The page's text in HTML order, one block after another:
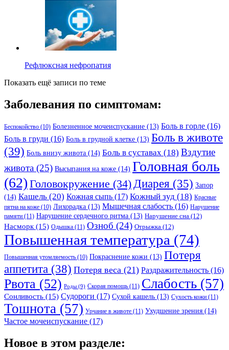
Рефлюксная нефропатия
Показать ещё записи по теме
Заболевания по симптомам:
Беспокойство (10) Болезненное мочеиспускание (13) Боль в горле (16)
Боль в груди (16) Боль в грудной клетке (13) Боль в животе
(39) Боль внизу живота (14) Боль в суставах (18) Вздутие
живота (25) Высыпания на коже (14) Головная боль
(62) Головокружение (34) Диарея (35) Запор
(14) Кашель (20) Кожная сыпь (17) Кожный зуд (18) Красные
пятна на коже (10) Лихорадка (13) Мышечная слабость (16) Нарушение
памяти (11) Нарушение сердечного ритма (13) Нарушение сна (12)
Насморк (15) Одышка (11) Озноб (24) Отрыжка (12)
Повышенная температура (74)
Повышенная утомляемость (10) Покраснение кожи (13) Потеря
аппетита (38) Потеря веса (21) Раздражительность (16)
Рвота (52) Роды (9) Скорая помощь (11) Слабость (57)
Сонливость (15) Судороги (17) Сухой кашель (13) Сухость кожи (11)
Тошнота (57) Урчание в животе (11) Ухудшение зрения (14)
Частое мочеиспускание (17)
Новое в этом разделе: